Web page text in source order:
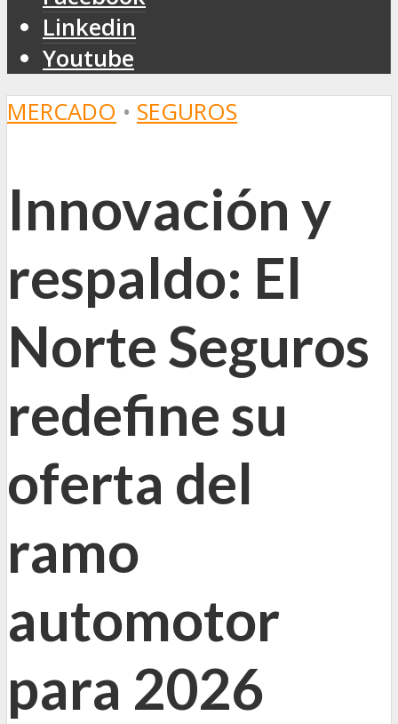
Linkedin
Youtube
MERCADO • SEGUROS
Innovación y
respaldo: El
Norte Seguros
redefine su
oferta del
ramo
automotor
para 2026